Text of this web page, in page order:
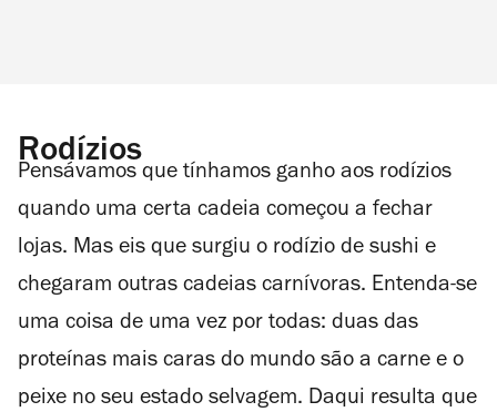
Rodízios
Pensávamos que tínhamos ganho aos rodízios
quando uma certa cadeia começou a fechar
lojas. Mas eis que surgiu o rodízio de sushi e
chegaram outras cadeias carnívoras. Entenda-se
uma coisa de uma vez por todas: duas das
proteínas mais caras do mundo são a carne e o
peixe no seu estado selvagem. Daqui resulta que